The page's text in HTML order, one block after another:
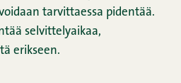
tarvittaessa pidentää.
selvittelyaikaa,
erikseen.